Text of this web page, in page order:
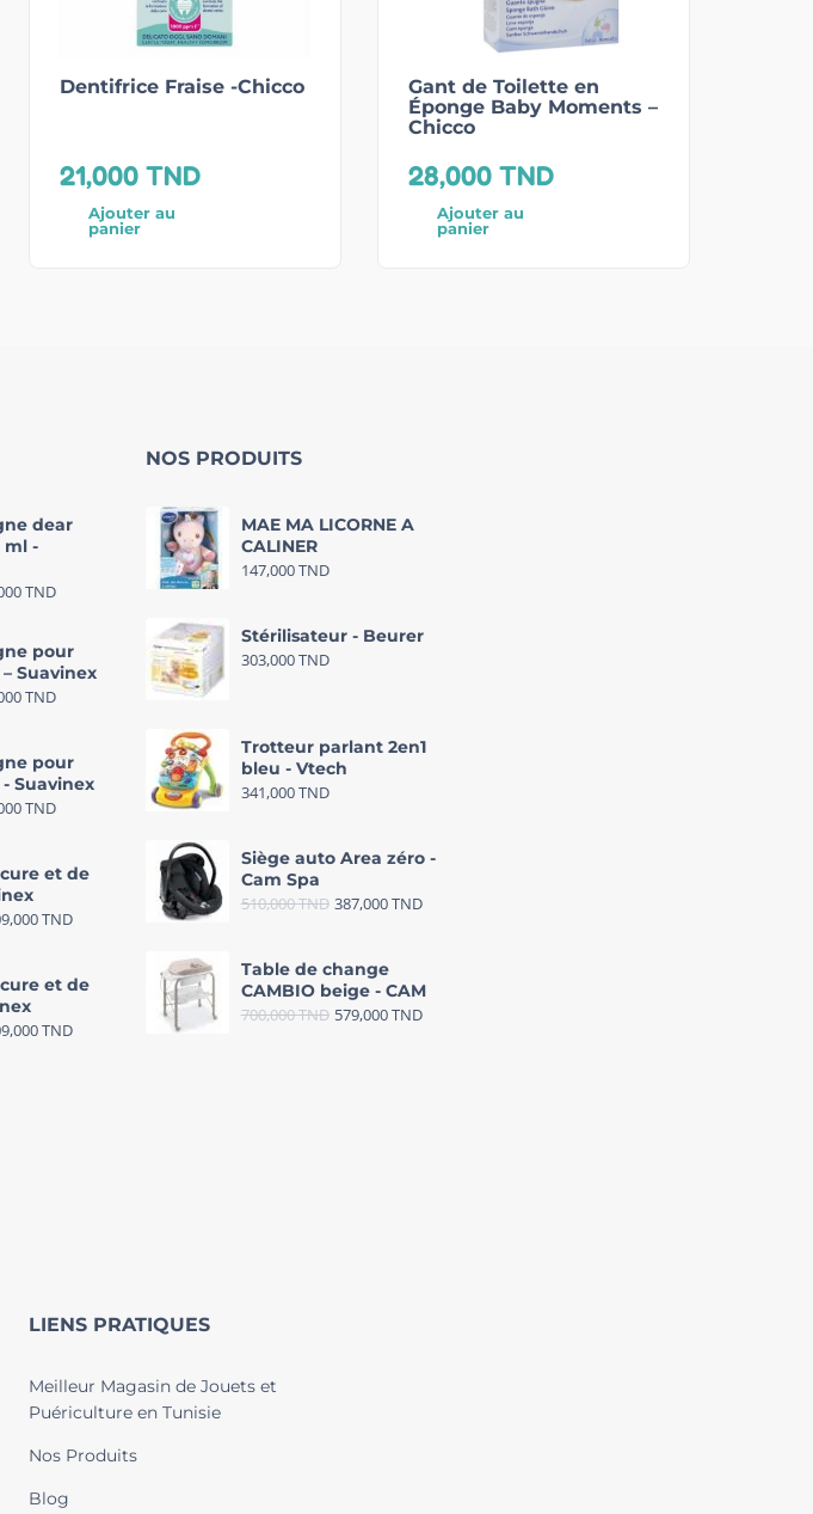
Dentifrice Fraise -Chicco
21,000 TND
Ajouter au
panier
Gant de Toilette en
Éponge Baby Moments –
Chicco
28,000 TND
Ajouter au
panier
dear
ml -
TND
pour
Suavinex
TND
pour
Suavinex
TND
et de
TND
et de
TND
NOS PRODUITS
MAE MA LICORNE A
CALINER
147,000TND
Stérilisateur - Beurer
303,000TND
Trotteur parlant 2en1
bleu - Vtech
341,000TND
Siège auto Area zéro -
Cam Spa
510,000TND 387,000TND
Table de change
CAMBIO beige - CAM
700,000TND 579,000TND
LIENS PRATIQUES
Meilleur Magasin de Jouets et
Puériculture en Tunisie
Nos Produits
Blog